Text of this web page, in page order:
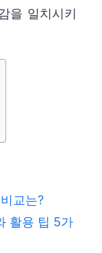
을 일치시키
교는?
활용 팁 5가